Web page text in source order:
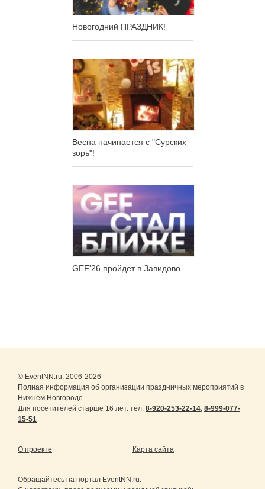
Новогодний ПРАЗДНИК!
Весна начинается с "Сурских
зорь"!
GEF'26 пройдет в Завидово
© EventNN.ru, 2006-2026
Полная информация об организации праздничных мероприятий в
Нижнем Новгороде.
Для посетителей старше 16 лет. тел. 8-920-253-22-14 8-999-077-
15-51
О проекте Карта сайта
Обращайтесь на портал EventNN.ru: